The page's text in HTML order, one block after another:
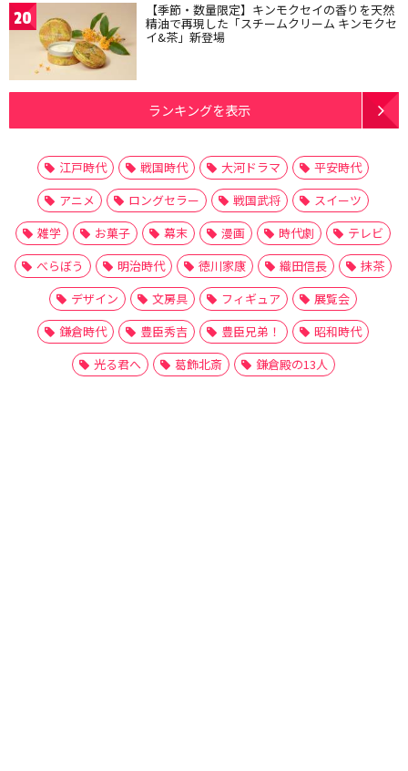
20 【季節・数量限定】キンモクセイの香りを天然
精油で再現した「スチームクリーム キンモクセ
イ&茶」新登場
ランキングを表示
江戸時代 戦国時代 大河ドラマ
平安時代
アニメ
ロングセラー 戦国武将
スイーツ
雑学
お菓子 幕末 漫画 時代劇
テレビ
べらぼう
明治時代 徳川家康 織田信長
抹茶
デザイン
文房具 フィギュア
展覧会
鎌倉時代
豊臣秀吉 豊臣兄弟！
昭和時代
光る君へ
葛飾北斎 鎌倉殿の13人